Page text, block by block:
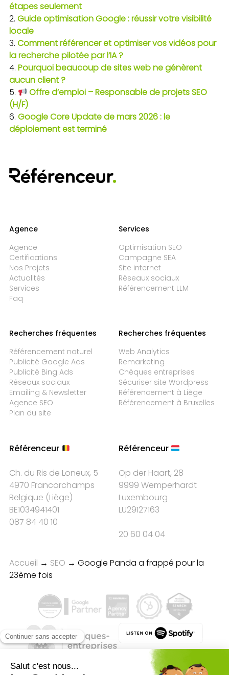
étapes seulement
Guide optimisation Google : réussir votre visibilité
locale
Comment référencer et optimiser vos vidéos pour
la recherche pilotée par l’IA ?
Pourquoi beaucoup de sites web ne génèrent
aucun client ?
Offre d’emploi – Responsable de projets SEO
(H/F)
Google Core Update de mars 2026 : le
déploiement est terminé
Agence
Agence
Certifications
Nos Projets
Actualités
Services
Faq
Services
Optimisation SEO
Campagne SEA
Site internet
Réseaux sociaux
Référencement LLM
Recherches fréquentes
Référencement naturel
Publicité Google Ads
Publicité Bing Ads
Réseaux sociaux
Emailing & Newsletter
Agence SEO
Plan du site
Recherches fréquentes
Web Analytics
Remarketing
Chèques entreprises
Sécuriser site Wordpress
Référencement à Liège
Référencement à Bruxelles
Référenceur
Ch. du Ris de Loneux, 5
4970 Francorchamps
Belgique (Liège)
BE1034941401
087 84 40 10
Référenceur
Op der Haart, 28
9999 Wemperhardt
Luxembourg
LU29127163
20 60 04 04
Accueil → SEO → Google Panda a frappé pour la
23ème fois